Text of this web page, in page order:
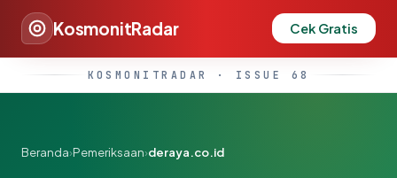
KosmonitRadar Cek Gratis
KOSMONITRADAR · ISSUE 68
Beranda›Pemeriksaan›deraya.co.id